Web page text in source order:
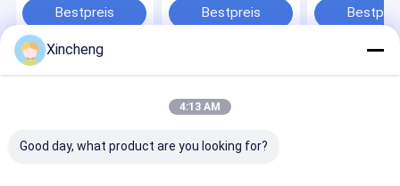
Geometrie für eine
stabile
Chipsteuerung
Bestpreis
Aufbau und
Negativriemen für
Bestpreis
Startseite Über uns Kontakt
Desktop Site
Sitemap
Privacy policy
carbide co., ltd.. All Rights Reserved.
Xincheng
4:13 AM
Good day, what product are you looking for?